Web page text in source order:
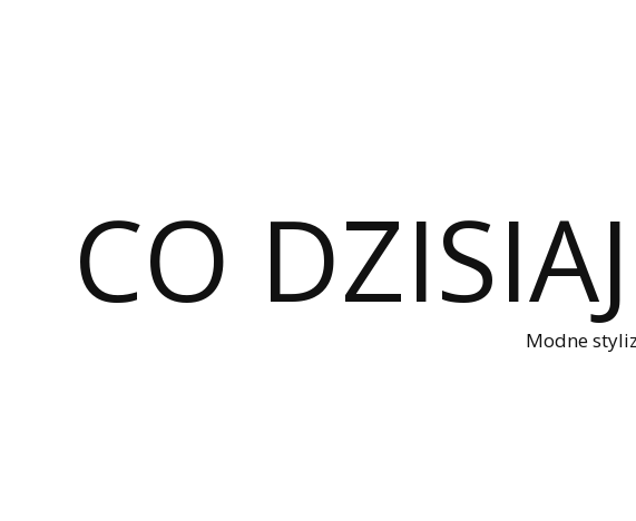
CO
Modne